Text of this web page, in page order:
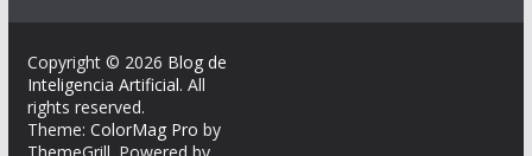
Copyright © 2026 Blog de
Inteligencia Artificial. All
rights reserved.
Theme: ColorMag Pro by